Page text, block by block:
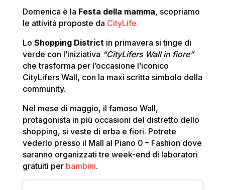
Domenica è la Festa della mamma, scopriamo
le attività proposte da CityLife.
Lo Shopping Districtin primavera si tinge di
verde con l’iniziativa “CityLifers Wall in fiore”
che trasforma per l’occasione l’iconico
CityLifers Wall, con la maxi scritta simbolo della
community.
Nel mese di maggio, il famoso Wall,
protagonista in più occasioni del distretto dello
shopping, si veste di erba e fiori. Potrete
vederlo presso il Mall al Piano 0 – Fashion dove
saranno organizzati tre week-end di laboratori
gratuiti per bambini.